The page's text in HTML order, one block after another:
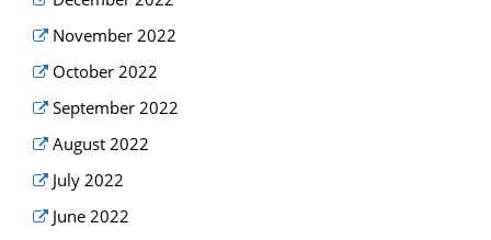
November 2022
October 2022
September 2022
August 2022
July 2022
June 2022